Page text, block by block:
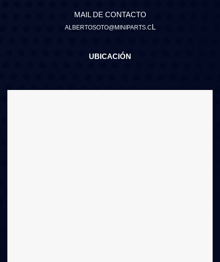
MAIL DE CONTACTO
ALBERTOSOTO@MINIPARTS.CL
UBICACIÓN